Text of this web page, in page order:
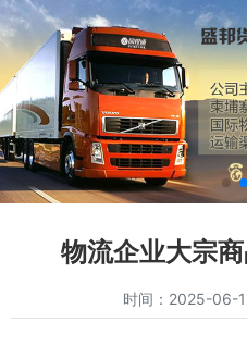
物流企业大宗
时间：2025-06-